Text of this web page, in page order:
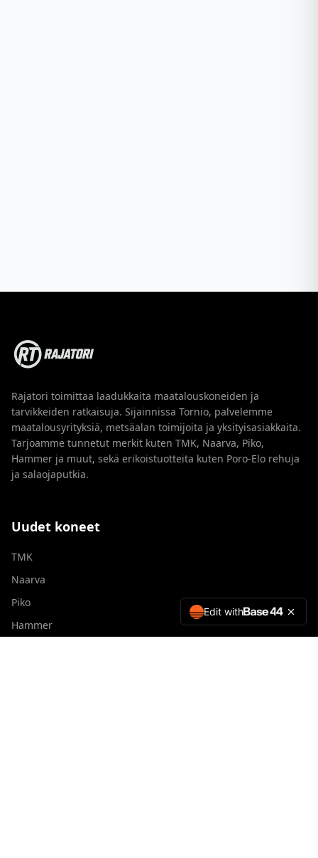
Rajatori toimittaa laadukkaita maatalouskoneiden ja
tarvikkeiden ratkaisuja. Sijainnissa Tornio, palvelemme
maatalousyrityksiä, metsäalan toimijoita ja yksityisasiakkaita.
Tarjoamme tunnetut merkit kuten TMK, Naarva, Piko,
Hammer ja muut, sekä erikoistuotteita kuten Poro-Elo rehuja
ja salaojaputkia.
Uudet koneet
TMK
Naarva
Piko
Hammer
Edit with